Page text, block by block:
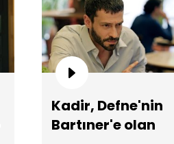
Kadir, Defne'nin
Bartıner'e olan